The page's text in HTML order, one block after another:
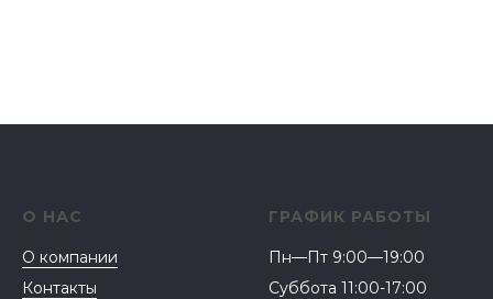
О НАС
О компании
Контакты
ГРАФИК РАБОТЫ
Пн—Пт 9:00—19:00
Суббота 11:00-17:00